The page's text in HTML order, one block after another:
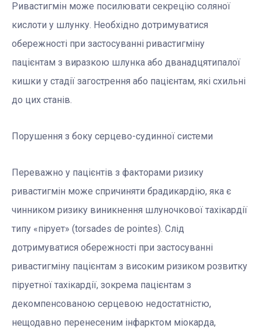
Ривастигмін може посилювати секрецію соляної
кислоти у шлунку. Необхідно дотримуватися
обережності при застосуванні ривастигміну
пацієнтам з виразкою шлунка або дванадцятипалої
кишки у стадії загострення або пацієнтам, які схильні
до цих станів.
Порушення з боку серцево-судинної системи
Переважно у пацієнтів з факторами ризику
ривастигмін може спричиняти брадикардію, яка є
чинником ризику виникнення шлуночкової тахікардії
типу «пірует» (torsades de pointes). Слід
дотримуватися обережності при застосуванні
ривастигміну пацієнтам з високим ризиком розвитку
піруетної тахікардії, зокрема пацієнтам з
декомпенсованою серцевою недостатністю,
нещодавно перенесеним інфарктом міокарда,